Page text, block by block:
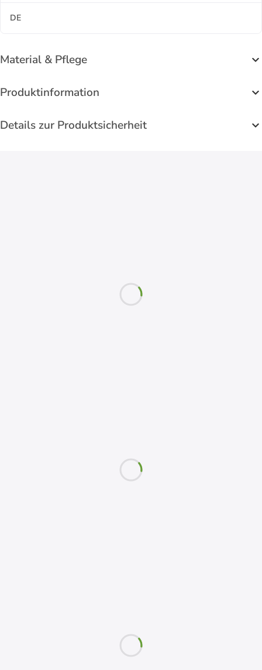
DE
Material & Pflege
Produktinformation
Details zur Produktsicherheit